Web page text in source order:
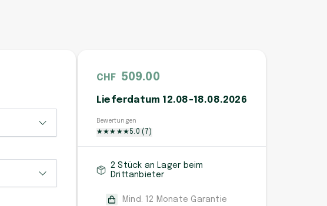
CHF 509.00
Lieferdatum 12.08-18.08.2026
Bewertungen
★★★ ★★5.0 ( 7 )
2 Stück an Lager beim
Drittanbieter
Mind. 12 Monate Garantie